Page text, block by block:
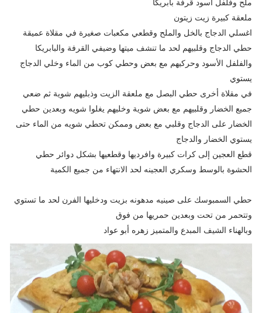
ملح وفلفل أسود قرفة بابريكا
ملعقة كبيرة زيت زيتون
اغسلي الدجاج بالخل والملح وقطعي مكعبات صغيرة في مقلاة عميقة
حطي الدجاج وقلبيهم لحد ما تنشف ميتها وضيفي القرفة والبابريكا
والفلفل الأسود وحركيهم مع بعض وحطي كوب من الماء وخلي الدجاج
يستوي
في مقلاة أخرى حطي البصل مع ملعقة الزيت وذبليهم شوية ثم ضعي
جميع الخضار وقلبيهم مع بعض شوية وخليهم يغلوا شويه وبعدين حطي
الخضار على الدجاج وقلبي مع بعض وممكن تحطي شويه من الماء حتى
يستوي الخضار والدجاج
قطع العجين إلى كرات كبيرة وافرديها وقطعيها بشكل دوائر حطي
الحشوة بالوسط وسكري العجينه لحد الانتهاء من جميع الكمية
حطي السمبوسك على صينيه مدهونه بزيت ودخليها الفرن لحد ما تستوي
وتتحمر من تحت وبعدين حمريها من فوق
وبالهناء الشيف المبدع والمتميز زهره أبو عواد